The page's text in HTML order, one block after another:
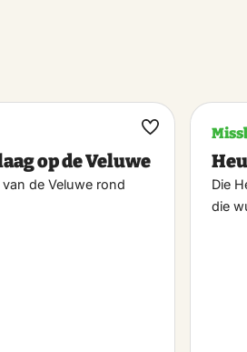
op de Veluwe
de Veluwe rond
Maak
favoriet
Die
die